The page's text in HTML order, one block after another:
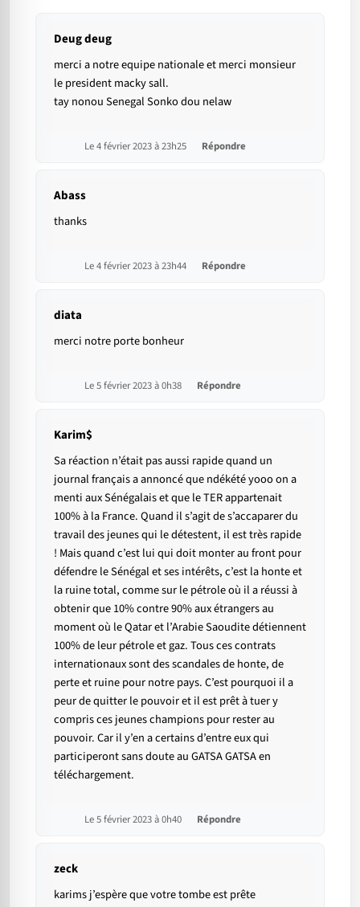
Deug deug
merci a notre equipe nationale et merci monsieur
le president macky sall.
tay nonou Senegal Sonko dou nelaw
Le 4 février 2023 à 23h25 Répondre
Abass
thanks
Le 4 février 2023 à 23h44 Répondre
diata
merci notre porte bonheur
Le 5 février 2023 à 0h38 Répondre
Karim$
Sa réaction n’était pas aussi rapide quand un
journal français a annoncé que ndékété yooo on a
menti aux Sénégalais et que le TER appartenait
100% à la France. Quand il s’agit de s’accaparer du
travail des jeunes qui le détestent, il est très rapide
! Mais quand c’est lui qui doit monter au front pour
défendre le Sénégal et ses intérêts, c’est la honte et
la ruine total, comme sur le pétrole où il a réussi à
obtenir que 10% contre 90% aux étrangers au
moment où le Qatar et l’Arabie Saoudite détiennent
100% de leur pétrole et gaz. Tous ces contrats
internationaux sont des scandales de honte, de
perte et ruine pour notre pays. C’est pourquoi il a
peur de quitter le pouvoir et il est prêt à tuer y
compris ces jeunes champions pour rester au
pouvoir. Car il y’en a certains d’entre eux qui
participeront sans doute au GATSA GATSA en
téléchargement.
Le 5 février 2023 à 0h40 Répondre
zeck
karims j’espère que votre tombe est prête